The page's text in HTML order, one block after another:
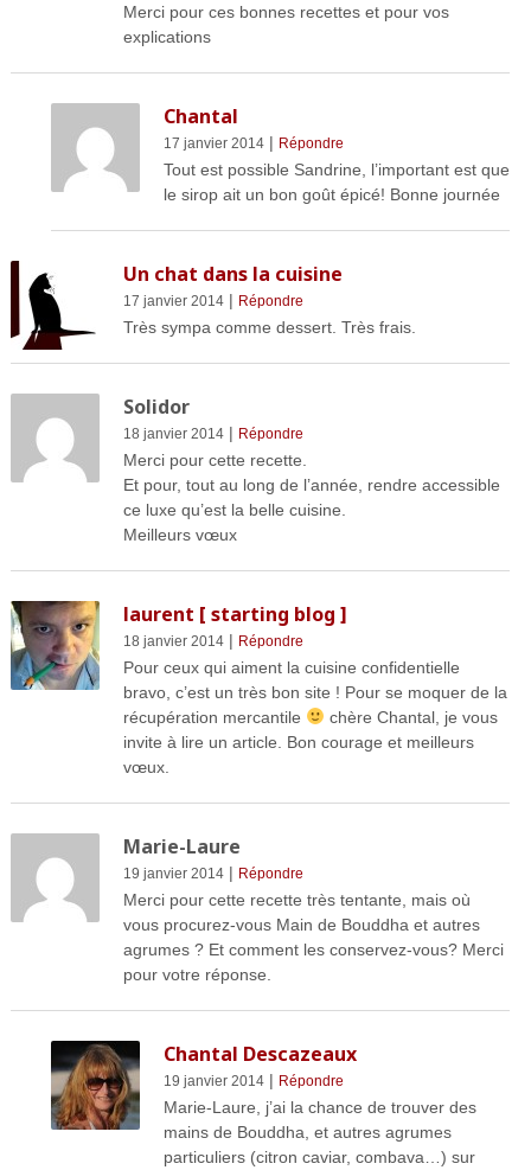
Merci pour ces bonnes recettes et pour vos
explications
Chantal
17 janvier 2014| Répondre
Tout est possible Sandrine, l’important est que
le sirop ait un bon goût épicé! Bonne journée
Un chat dans la cuisine
17 janvier 2014| Répondre
Très sympa comme dessert. Très frais.
Solidor
18 janvier 2014| Répondre
Merci pour cette recette.
Et pour, tout au long de l’année, rendre accessible
ce luxe qu’est la belle cuisine.
Meilleurs vœux
laurent [ starting blog ]
18 janvier 2014| Répondre
Pour ceux qui aiment la cuisine confidentielle
bravo, c’est un très bon site ! Pour se moquer de la
récupération mercantile
chère Chantal, je vous
invite à lire un article. Bon courage et meilleurs
vœux.
Marie-Laure
19 janvier 2014| Répondre
Merci pour cette recette très tentante, mais où
vous procurez-vous Main de Bouddha et autres
agrumes ? Et comment les conservez-vous? Merci
pour votre réponse.
Chantal Descazeaux
19 janvier 2014| Répondre
Marie-Laure, j’ai la chance de trouver des
mains de Bouddha, et autres agrumes
particuliers (citron caviar, combava…) sur